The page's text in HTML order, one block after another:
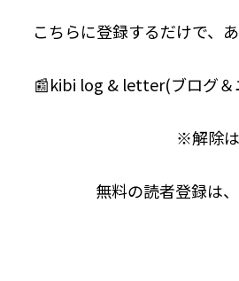
こちらに登録するだけで、
📰kibi log & letter(ブログ＆
※解除
無料の読者登録は